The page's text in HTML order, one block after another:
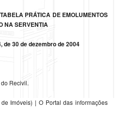
PRÁTICA DE EMOLUMENTOS
NA SERVENTIA
de 30 de dezembro de 2004
Recivil.
Imóveis) | O Portal das informações